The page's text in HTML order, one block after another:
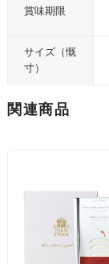
賞味期限
サイズ（慨
寸）
関連商品